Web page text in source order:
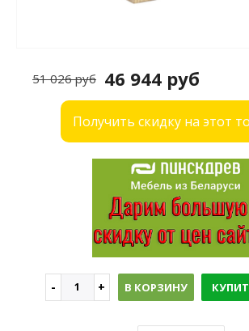
46 944 руб
51 026 руб
Получить скидку на этот
В КОРЗИНУ